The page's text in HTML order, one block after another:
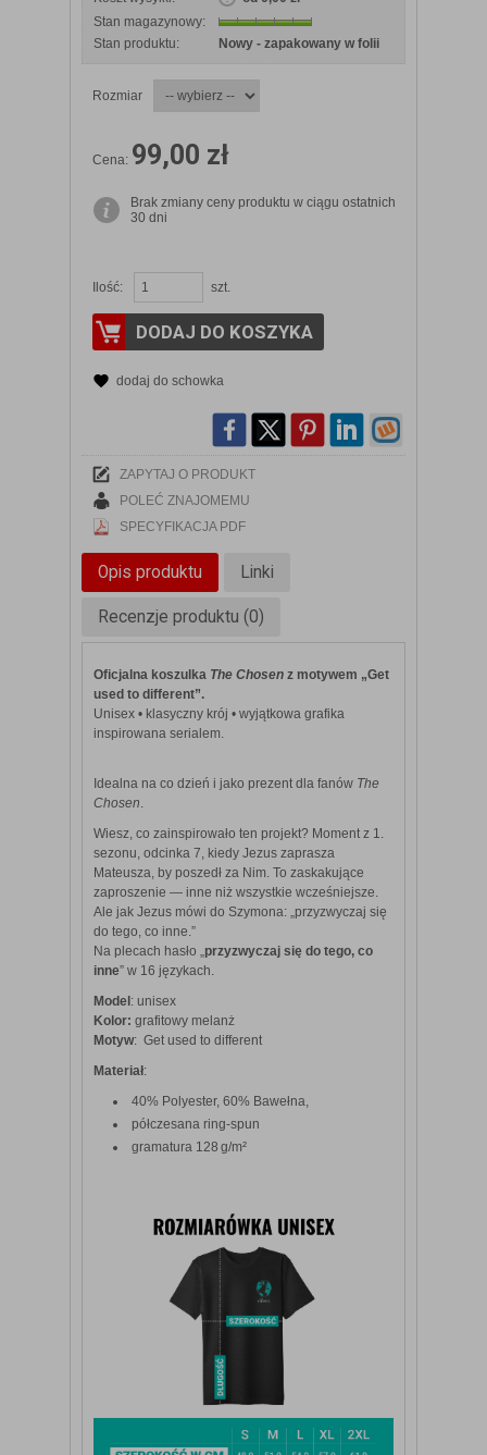
Stan magazynowy:
Stan produktu:
Nowy - zapakowany w folii
Rozmiar
Cena: 99,00 zł
Brak zmiany ceny produktu w ciągu ostatnich
30 dni
Ilość: szt.
DODAJ DO KOSZYKA
dodaj do schowka
ZAPYTAJ O PRODUKT
POLEĆ ZNAJOMEMU
SPECYFIKACJA PDF
Opis produktu Linki
Recenzje produktu (0)
Oficjalna koszulka The Chosen z motywem „Get
used to different”.
Unisex • klasyczny krój • wyjątkowa grafika
inspirowana serialem.
Idealna na co dzień i jako prezent dla fanów The
Chosen
Wiesz, co zainspirowało ten projekt? Moment z 1.
sezonu, odcinka 7, kiedy Jezus zaprasza
Mateusza, by poszedł za Nim. To zaskakujące
zaproszenie — inne niż wszystkie wcześniejsze.
Ale jak Jezus mówi do Szymona: „przyzwyczaj się
do tego, co inne.”
Na plecach hasło „ przyzwyczaj się do tego, co
inne” w 16 językach.
Model: unisex
Kolor: grafitowy melanż
Motyw: Get used to different
Materiał:
40% Polyester, 60% Bawełna,
półczesana ring‑spun
gramatura 128 g/m²